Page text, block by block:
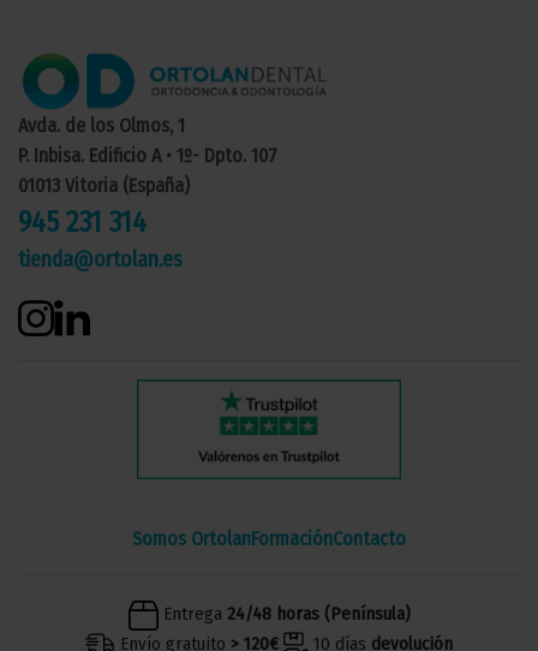
Avda. de los Olmos, 1
P. Inbisa. Edificio A • 1º- Dpto. 107
01013 Vitoria (España)
945 231 314
tienda@ortolan.es
Somos OrtolanFormaciónContacto
Entrega 24/48 horas (Península)
Envío gratuito > 120€ 10 días devolución